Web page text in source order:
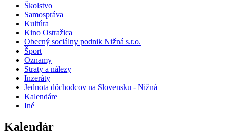
Školstvo
Samospráva
Kultúra
Kino Ostražica
Obecný sociálny podnik Nižná s.r.o.
Šport
Oznamy
Straty a nálezy
Inzeráty
Jednota dôchodcov na Slovensku - Nižná
Kalendáre
Iné
Kalendár